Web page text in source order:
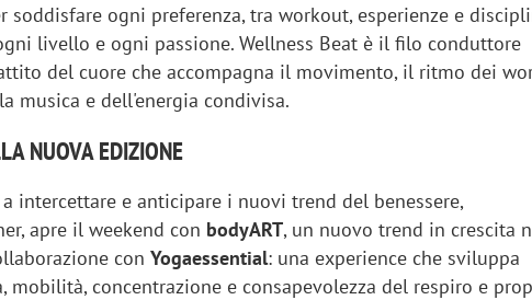
soddisfare ogni preferenza, tra workout, esperienze e
livello e ogni passione. Wellness Beat è il filo conduttore
del cuore che accompagna il movimento, il ritmo dei
musica e dell'energia condivisa.
NUOVA EDIZIONE
intercettare e anticipare i nuovi trend del benessere,
apre il weekend con bodyART, un nuovo trend in crescita
conYogaessential: una experience che sviluppa
mobilità, concentrazione e consapevolezza del respiro e